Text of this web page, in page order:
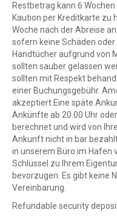
Restbetrag kann 6
Kaution per Kreditkarte zu
Woche nach der Abreise
sofern keine Schäden
Handtücher aufgrund von
sollten sauber gelassen
sollten mit Respekt
einer Buchungsgebühr.
akzeptiert.Eine späte
Ankünfte ab 20.00 Uhr
berechnet und wird von
Ankunft nicht in bar
in unserem Büro im Hafen
Schlüssel zu Ihrem
bevorzugen. Es gibt keine
Vereinbarung.
Refundable security